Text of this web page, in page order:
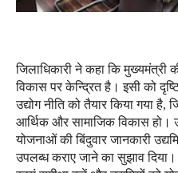
जिलाधिकारी ने कहा कि
विकास पर केन्द्रित है। इसी को
उद्योग नीति को तैयार किया गया
आर्थिक और सामाजिक विकास हो।
योजनाओं की बिंदुवार जानकारी
उपलब्ध कराए जाने का सुझाव